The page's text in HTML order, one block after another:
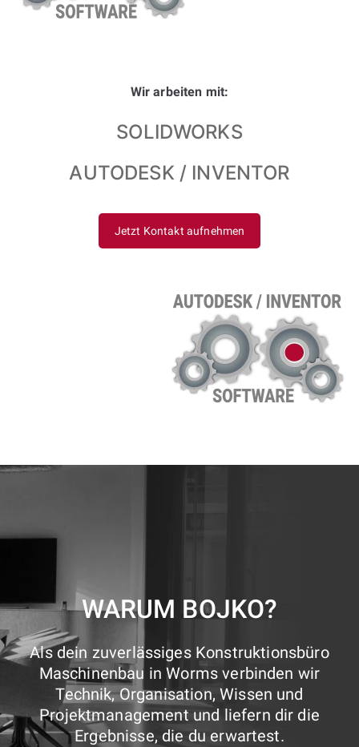
Wir arbeiten mit:
SOLIDWORKS
AUTODESK / INVENTOR
Jetzt Kontakt aufnehmen
WARUM BOJKO?
Als dein zuverlässiges Konstruktionsbüro
Maschinenbau in Worms verbinden wir
Technik, Organisation, Wissen und
Projektmanagement und liefern dir die
Ergebnisse, die du erwartest.